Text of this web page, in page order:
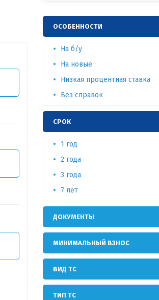
ОСОБЕННОСТИ
На б/у
На новые
Низкая процентная ставка
Без справок
СРОК
1 год
2 года
3 года
7 лет
ДОКУМЕНТЫ
МИНИМАЛЬНЫЙ ВЗНОС
ВИД ТС
ТИП ТС